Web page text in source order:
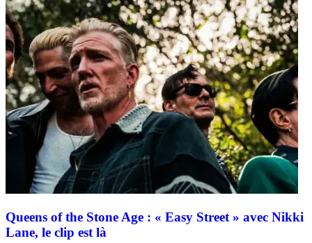
Queens of the Stone Age : « Easy Street » avec Nikki
Lane, le clip est là